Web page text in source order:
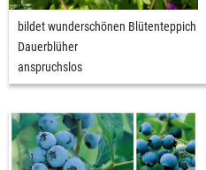
bildet wunderschönen Blütenteppich
Dauerblüher
anspruchslos